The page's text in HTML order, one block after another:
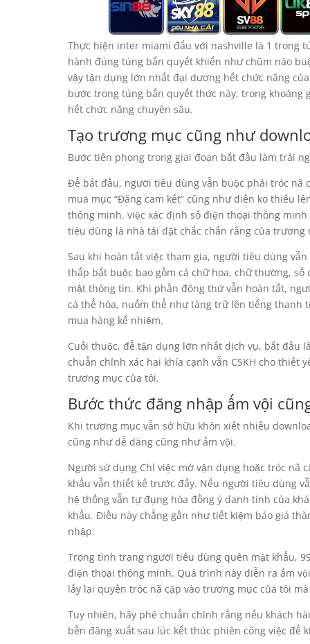
Thực hiện inter miami đấu với nashville là 1 trong
hành đúng túng bấn quyết khiến như chũm nào
vậy tận dụng lớn nhất đại dương hết chức năng
bước trong túng bấn quyết thức này, trong
hết chức năng chuyên sâu.
Tạo trương mục cũng như
Bước tiên phong trong giai đoạn bắt đầu làm trải
Để bắt đầu, người tiêu dùng vẫn buộc phải tróc nã
mua mục “Đăng cam kết” cũng như điền ko thiếu
thông minh. việc xác định số điện thoại thông
tiêu dùng là nhà tải đặt chắc chắn rằng của trương
Sau khi hoàn tất việc tham gia, người tiêu dùng
thấp bắt buộc bao gồm cả chữ hoa, chữ thường,
mật thông tin. Khi phần đông thứ vẫn hoàn tất,
cá thể hóa, nuốm thể như tàng trữ lên tiếng thanh
mua hàng kế nhiệm.
Cuối thuộc, để tận dụng lớn nhất dịch vụ, bắt đầu
chuẩn chỉnh xác hai khía cạnh vẫn CSKH cho thiết
trương mục của tôi.
Bước thức đăng nhập ấm vội
Khi trương mục vẫn sở hữu khôn xiết nhiều
cũng như dễ dàng cũng như ấm vội.
Người sử dụng Chỉ việc mở vận dụng hoặc tróc nã
khẩu vẫn thiết kế trước đấy. Nếu người tiêu dùng
hệ thống vẫn tự đụng hóa đồng ý danh tính của
khẩu. Điều này chẳng gần như tiết kiệm báo giá
nhập.
Trong tình trạng người tiêu dùng quên mật khẩu,
điện thoại thông minh. Quá trình này diễn ra ấm
lấy lại quyền tróc nã cập vào trương mục của tôi
Tuy nhiên, hãy phê chuẩn chỉnh rằng nếu khách
bền đăng xuất sau lúc kết thúc phiên công việc để